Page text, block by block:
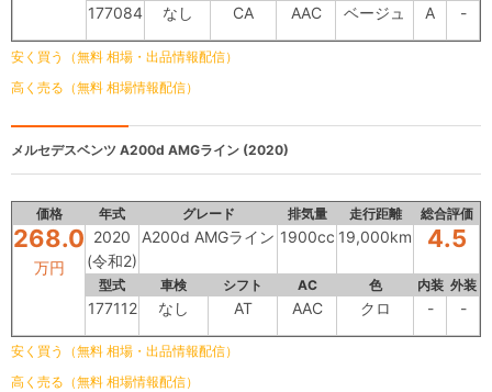
177084 なし CA AAC ベージュ A -
安く買う（無料 相場・出品情報配信）
高く売る（無料 相場情報配信）
メルセデスベンツ A200d AMGライン (2020)
価格 年式 グレード 排気量 走行距離 総合評価
268.0
万円
2020
(令和2)
A200d AMGライン 1900cc 19,000km 4.5
型式 車検 シフト AC 色 内装 外装
177112 なし AT AAC クロ - -
安く買う（無料 相場・出品情報配信）
高く売る（無料 相場情報配信）